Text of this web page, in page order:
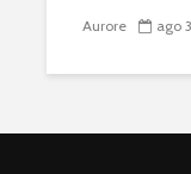
Aurore ago